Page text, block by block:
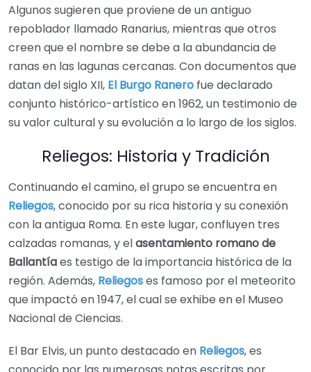
Algunos sugieren que proviene de un antiguo
repoblador llamado Ranarius, mientras que otros
creen que el nombre se debe a la abundancia de
ranas en las lagunas cercanas. Con documentos que
datan del siglo XII, El Burgo Ranero fue declarado
conjunto histórico-artístico en 1962, un testimonio de
su valor cultural y su evolución a lo largo de los siglos.
Reliegos: Historia y Tradición
Continuando el camino, el grupo se encuentra en
Reliegos, conocido por su rica historia y su conexión
con la antigua Roma. En este lugar, confluyen tres
calzadas romanas, y elasentamiento romano de
Ballantíaes testigo de la importancia histórica de la
región. Además, Reliegoses famoso por el meteorito
que impactó en 1947, el cual se exhibe en el Museo
Nacional de Ciencias.
El Bar Elvis, un punto destacado en Reliegos, es